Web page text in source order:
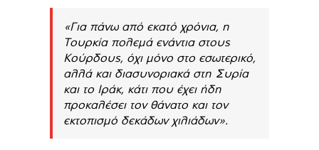
«Για πάνω από εκατό χρόνια, η
Τουρκία πολεμά ενάντια στους
Κούρδους, όχι μόνο στο εσωτερικό,
αλλά και διασυνοριακά στη Συρία
και το Ιράκ, κάτι που έχει ήδη
προκαλέσει τον θάνατο και τον
εκτοπισμό δεκάδων χιλιάδων».